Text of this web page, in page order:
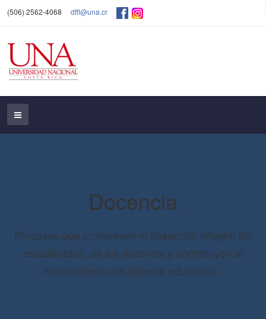
(506) 2562-4068 dffl@una.cr
Docencia
Procesos que promueven el desarrollo integral del
estudiantado, de los docentes y contribuyen al
mejoramiento del sistema educativo...